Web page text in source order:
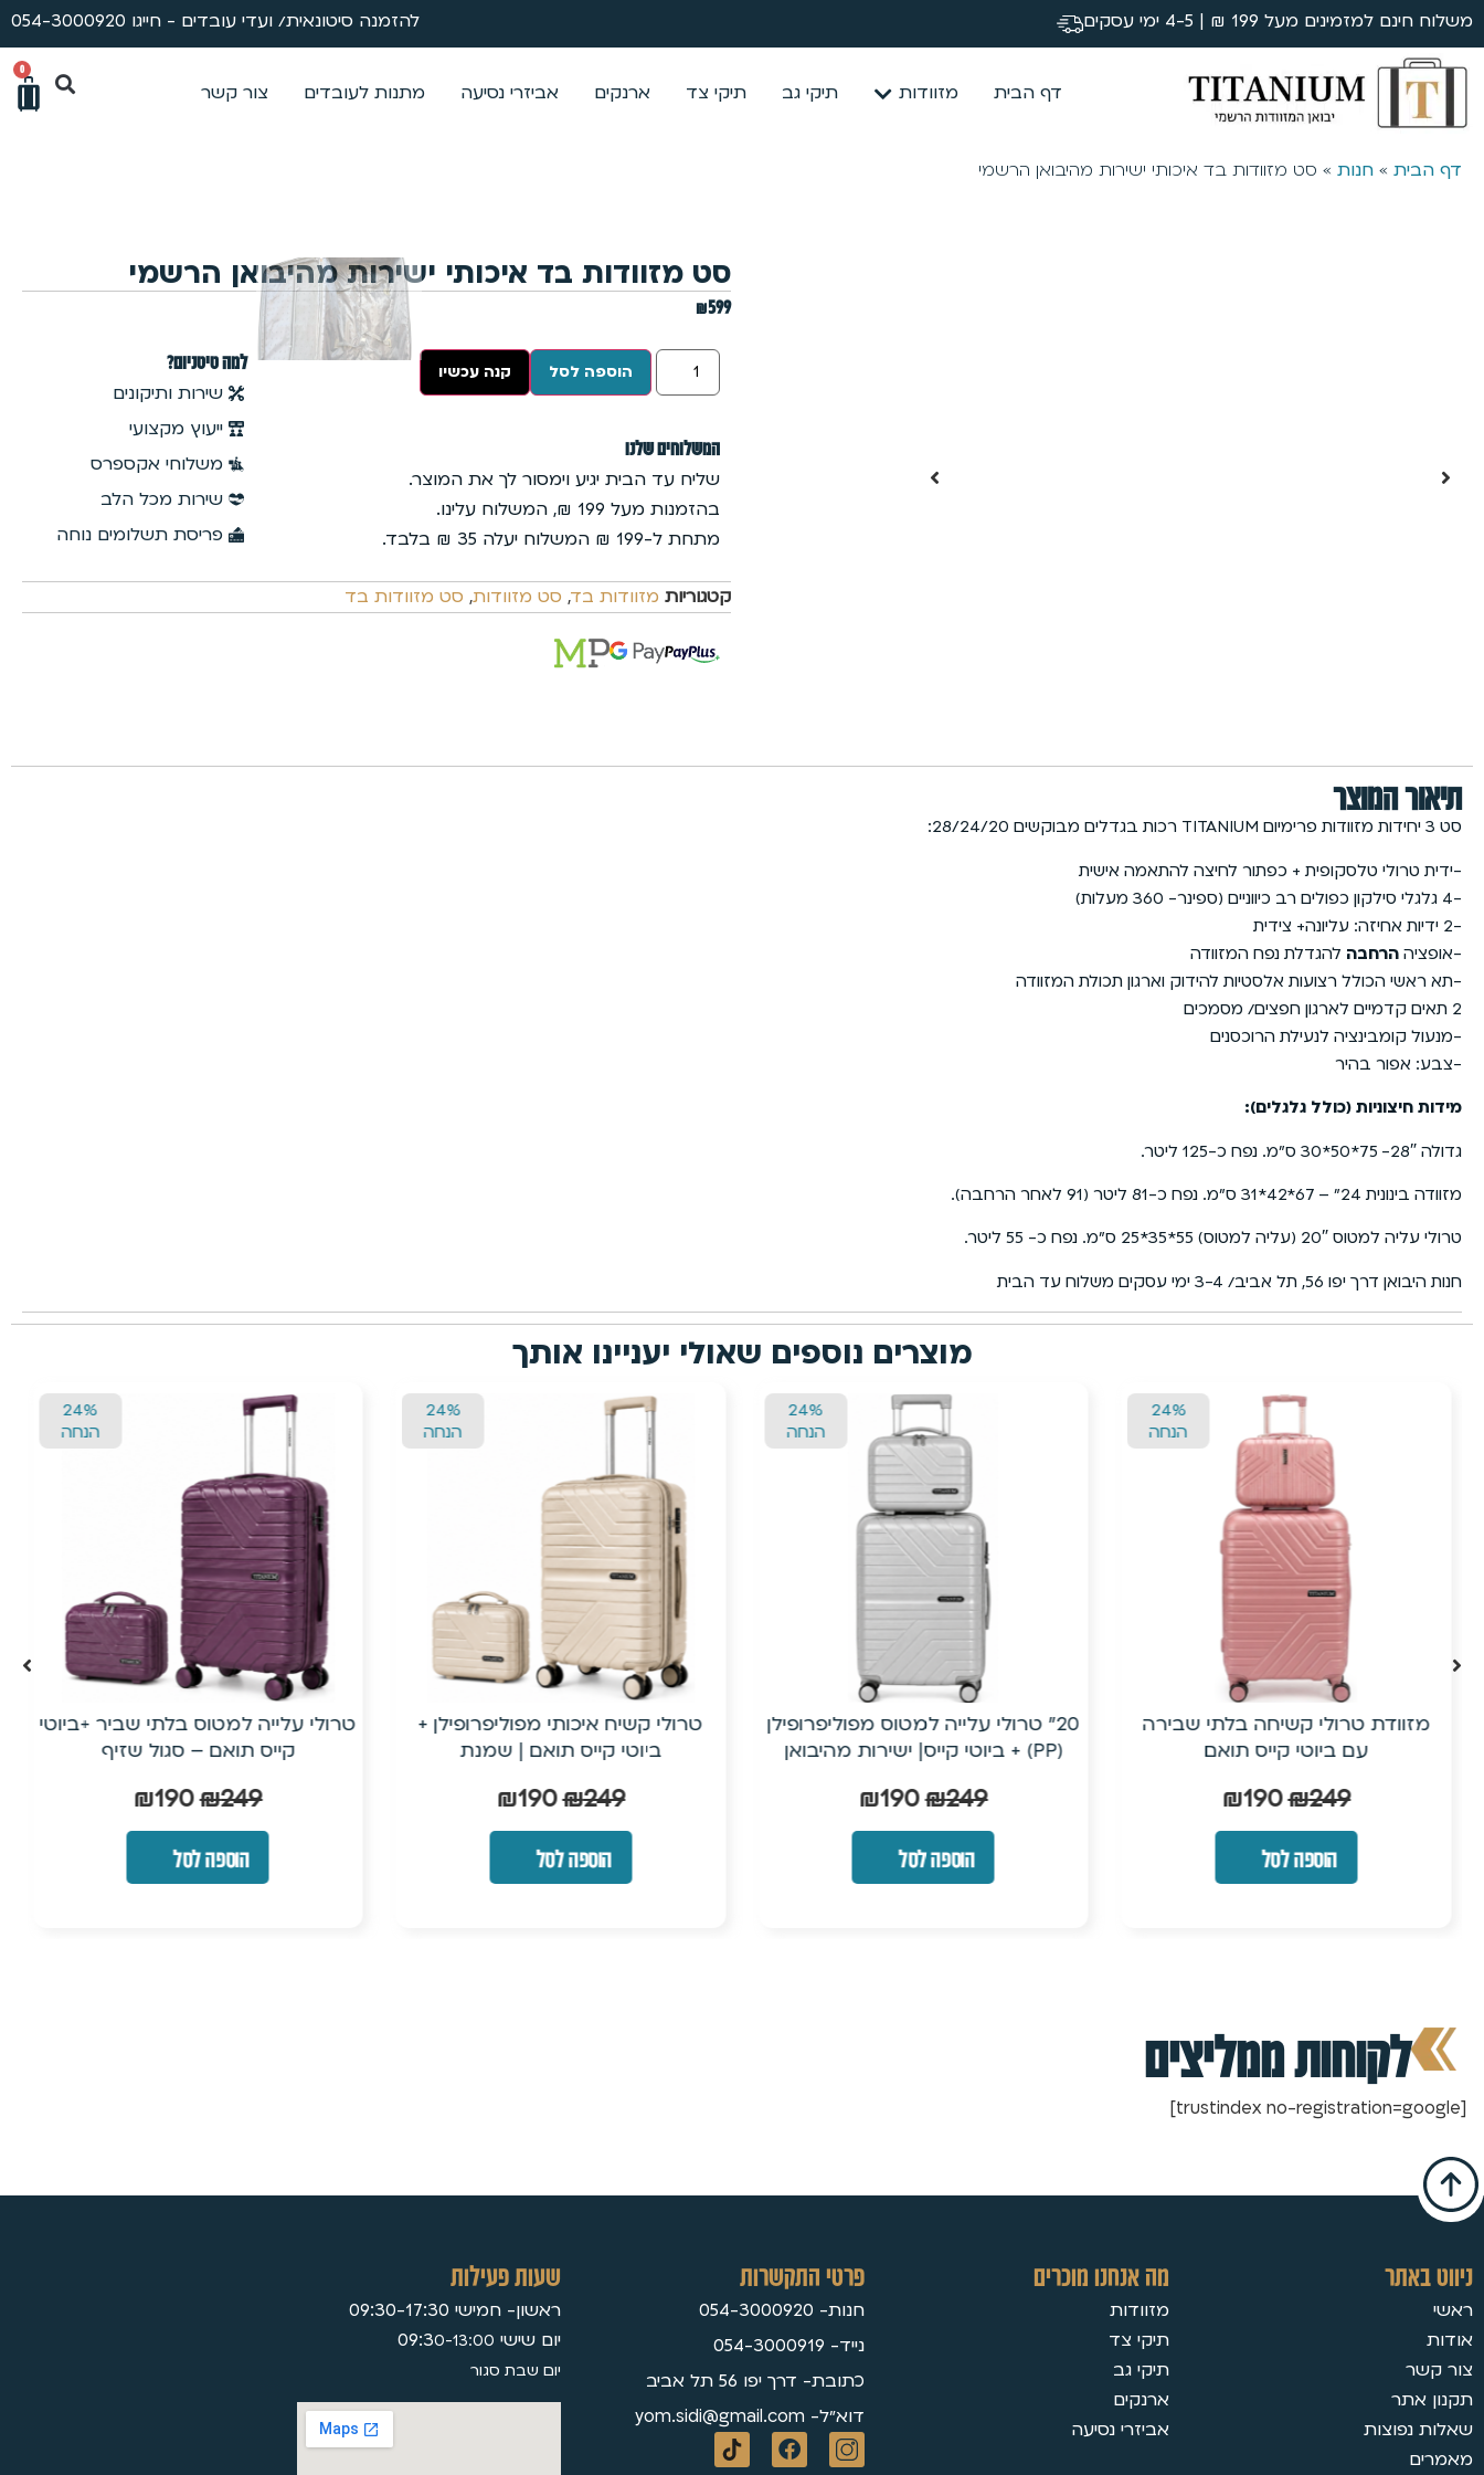
משלוח חינם למזמינים מעל 199 ₪ | 4-5 ימי עסקים להזמנה סיטונאית/ ועדי עובדים - חייגו 054-3000920
דף הבית מזוודות תיקי גב תיקי צד ארנקים אביזרי נסיעה מתנות לעובדים צור קשר
0
דף הבית » חנות » סט מזוודות בד איכותי ישירות מהיבואן הרשמי
סט מזוודות בד איכותי ישירות מהיבואן הרשמי
₪599
הוספה לסל קנה עכשיו
המשלוחים שלנו
שליח עד הבית יגיע וימסור לך את המוצר.
בהזמנות מעל 199 ₪, המשלוח עלינו.
מתחת ל-199 ₪ המשלוח יעלה 35 ₪ בלבד.
למה טיטניום?
שירות ותיקונים
ייעוץ מקצועי
משלוחי אקספרס
שירות מכל הלב
פריסת תשלומים נוחה
קטגוריות מזוודות בד, סט מזוודות, סט מזוודות בד
תיאור המוצר
סט 3 יחידות מזוודות פרימיום TITANIUM רכות בגדלים מבוקשים 28/24/20:
-ידית טרולי טלסקופית + כפתור לחיצה להתאמה אישית
-4 גלגלי סילקון כפולים רב כיווניים (ספינר- 360 מעלות)
-2 ידיות אחיזה: עליונה+ צידית
-אופציה הרחבה להגדלת נפח המזוודה
-תא ראשי הכולל רצועות אלסטיות להידוק וארגון תכולת המזוודה
2 תאים קדמיים לארגון חפצים/ מסמכים
-מנעול קומבינציה לנעילת הרוכסנים
-צבע: אפור בהיר
מידות חיצוניות (כולל גלגלים):
גדולה 28″- 75*50*30 ס”מ. נפח כ-125 ליטר.
מזוודה בינונית 24״ – 67*42*31 ס”מ. נפח כ-81 ליטר (91 לאחר הרחבה).
טרולי עליה למטוס 20″ (עליה למטוס) 55*35*25 ס”מ. נפח כ- 55 ליטר.
חנות היבואן דרך יפו 56, תל אביב/ 3-4 ימי עסקים משלוח עד הבית
מוצרים נוספים שאולי יעניינו אותך
24%
הנחה
מזוודת טרולי קשיחה בלתי שבירה
עם ביוטי קייס תואם
₪249
₪190
הוספה לסל
24%
הנחה
20״ טרולי עלייה למטוס מפוליפרופילן
(PP) + ביוטי קייס| ישירות מהיבואן
₪249
₪190
הוספה לסל
24%
הנחה
טרולי קשיח איכותי מפוליפרופילן +
ביוטי קייס תואם | שמנת
₪249
₪190
הוספה לסל
24%
הנחה
טרולי עלייה למטוס בלתי שביר +ביוטי
קייס תואם – סגול שזיף
₪249
₪190
הוספה לסל
לקוחות ממליצים
[trustindex no-registration=google]
ניווט באתר
ראשי
אודות
צור קשר
תקנון אתר
שאלות נפוצות
מאמרים
מה אנחנו מוכרים
מזוודות
תיקי צד
תיקי גב
ארנקים
אביזרי נסיעה
פרטי התקשרות
חנות- 054-3000920
נייד- 054-3000919
כתובת- דרך יפו 56 תל אביב
דוא״ל- yom.sidi@gmail.com
שעות פעילות
ראשון- חמישי 09:30-17:30
יום שישי 09:3 0-13:00
יום שבת סגור